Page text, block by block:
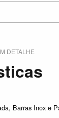
DETALHE
Barras Inox e